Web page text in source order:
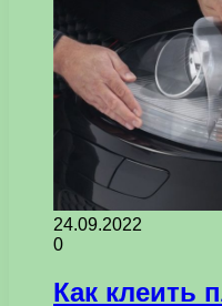
24.09.2022
0
Как клеить